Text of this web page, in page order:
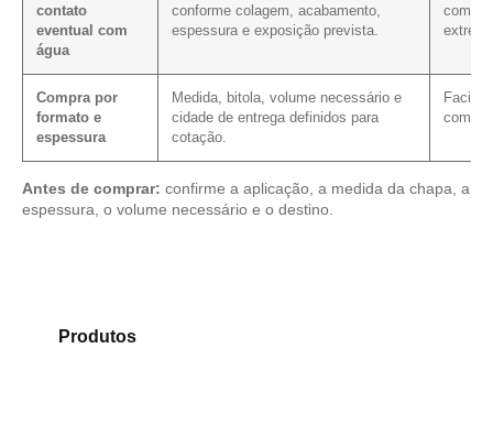
contato
eventual com
água
conforme colagem, acabamento,
espessura e exposição prevista.
com
Compra por
formato e
espessura
Medida, bitola, volume necessário e
cidade de entrega definidos para
cotação.
com
Antes de comprar: confirme a aplicação, a medida da chapa, a
espessura, o volume necessário e o destino.
Produtose selecione o material mais compatível